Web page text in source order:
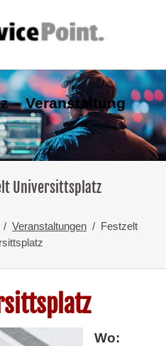
– Veranstaltung
Universittsplatz
Veranstaltungen
Festzelt
Wo: